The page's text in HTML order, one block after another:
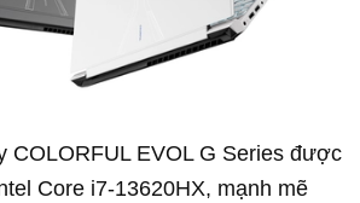
COLORFUL EVOL G Series được
Core i7-13620HX, mạnh mẽ